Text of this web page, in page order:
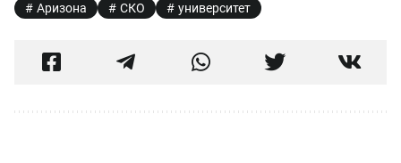
Аризона СКО университет